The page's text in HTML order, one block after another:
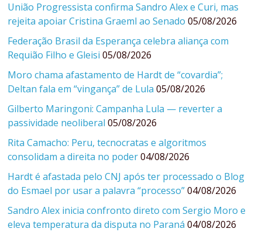
União Progressista confirma Sandro Alex e Curi, mas
rejeita apoiar Cristina Graeml ao Senado 05/08/2026
Federação Brasil da Esperança celebra aliança com
Requião Filho e Gleisi 05/08/2026
Moro chama afastamento de Hardt de “covardia”;
Deltan fala em “vingança” de Lula 05/08/2026
Gilberto Maringoni: Campanha Lula — reverter a
passividade neoliberal 05/08/2026
Rita Camacho: Peru, tecnocratas e algoritmos
consolidam a direita no poder 04/08/2026
Hardt é afastada pelo CNJ após ter processado o Blog
do Esmael por usar a palavra “processo” 04/08/2026
Sandro Alex inicia confronto direto com Sergio Moro e
eleva temperatura da disputa no Paraná 04/08/2026